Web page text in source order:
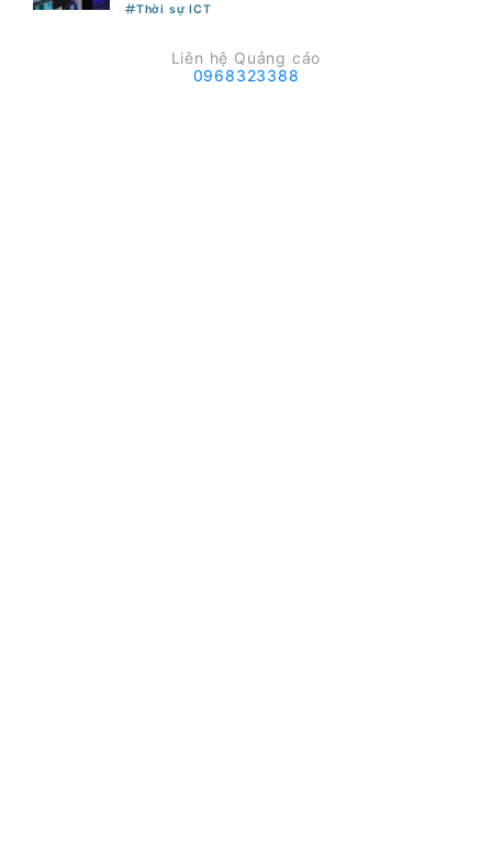
Thời sự ICT
Liên hệ Quảng cáo
0968323388